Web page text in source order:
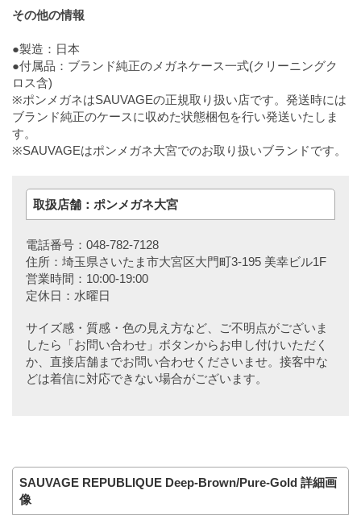
その他の情報
●製造：日本
●付属品：ブランド純正のメガネケース一式(クリーニングク
ロス含)
※ポンメガネはSAUVAGEの正規取り扱い店です。発送時には
ブランド純正のケースに収めた状態梱包を行い発送いたしま
す。
※SAUVAGEはポンメガネ大宮でのお取り扱いブランドです。
取扱店舗：ポンメガネ大宮
電話番号：048-782-7128
住所：埼玉県さいたま市大宮区大門町3-195 美幸ビル1F
営業時間：10:00-19:00
定休日：水曜日
サイズ感・質感・色の見え方など、ご不明点がございま
したら「お問い合わせ」ボタンからお申し付けいただく
か、直接店舗までお問い合わせくださいませ。接客中な
どは着信に対応できない場合がございます。
SAUVAGE REPUBLIQUE Deep-Brown/Pure-Gold 詳細画
像